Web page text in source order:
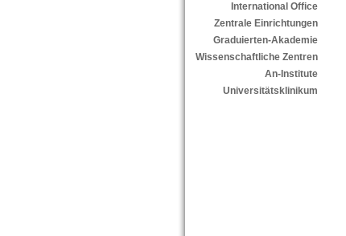
International Office
Zentrale Einrichtungen
Graduierten-Akademie
Wissenschaftliche Zentren
An-Institute
Universitätsklinikum